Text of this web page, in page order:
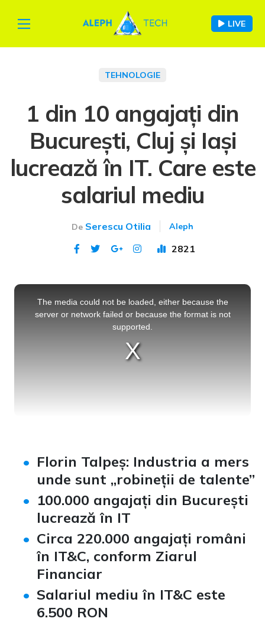
LIVE
TEHNOLOGIE
1 din 10 angajați din
București, Cluj și Iași
lucrează în IT. Care este
salariul mediu
De Serescu Otilia Aleph
2821
This
The media could not be loaded, either because the
server or network failed or because the format is not
supported.
Florin Talpeș: Industria a mers
unde sunt „robineții de talente”
100.000 angajați din București
lucrează în IT
Circa 220.000 angajați români
în IT&C, conform Ziarul
Financiar
Salariul mediu în IT&C este
6.500 RON